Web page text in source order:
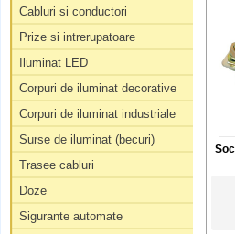
Cabluri si conductori
Prize si intrerupatoare
Iluminat LED
Corpuri de iluminat decorative
Corpuri de iluminat industriale
Surse de iluminat (becuri)
Trasee cabluri
Doze
Sigurante automate